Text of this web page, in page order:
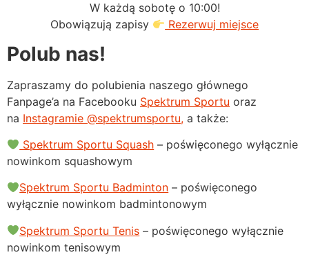
W każdą sobotę o 10:00!
Obowiązują zapisy
Rezerwuj miejsce
Polub nas!
Zapraszamy do polubienia naszego głównego
Fanpage’a na Facebooku Spektrum Sportu oraz
na Instagramie @spektrumsportu, a także:
Spektrum Sportu Squash – poświęconego wyłącznie
nowinkom squashowym
Spektrum Sportu Badminton – poświęconego
wyłącznie nowinkom badmintonowym
Spektrum Sportu Tenis – poświęconego wyłącznie
nowinkom tenisowym